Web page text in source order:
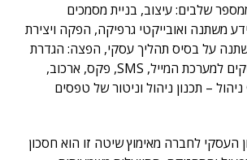
שלבים: עיצוב, בניית מסמכים
משתנה ואובייקטי גרפיקה, הפקה ויצירת
על בסיס תהליך עסקי, הפצה: הגדרת
תהליך עבודה וממשקים למערכת המייל, SMS, פקס, ארכוב,
– תכנון ניהול וניטור של טפסים
העסקי לחברה מאימוץ שיטה זו הוא חסכון